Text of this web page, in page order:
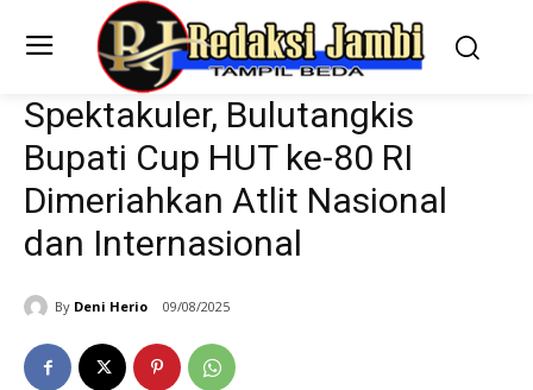
Spektakuler, Bulutangkis
Bupati Cup HUT ke-80 RI
Dimeriahkan Atlit Nasional
dan Internasional
By Deni Herio 09/08/2025